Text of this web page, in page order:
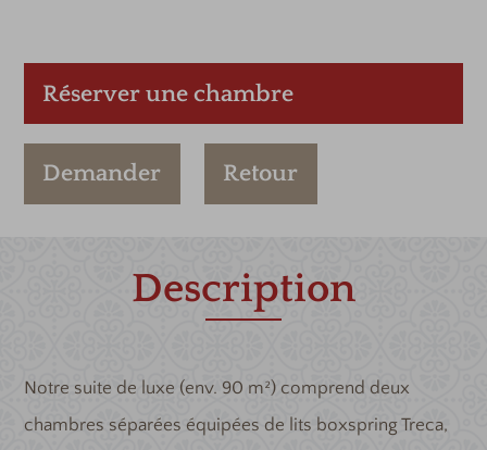
Réserver une chambre
Demander Retour
Description
Notre suite de luxe (env. 90 m²) comprend deux
chambres séparées équipées de lits boxspring Treca,